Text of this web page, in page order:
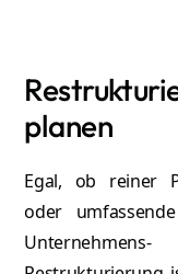
planen
Egal, ob reiner
oder